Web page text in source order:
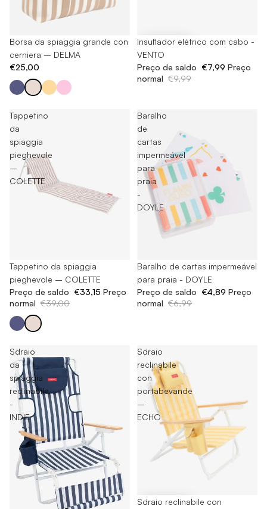
Esaurito
Borsa da spiaggia grande con
cerniera – DELMA
€25,00
-20%
Insuflador elétrico com cabo -
VENTO
Preço de saldo €7,99 Preço
normal €9,99
Tappetino
da
spiaggia
pieghevole
–
COLETTE
Esaurito
Tappetino da spiaggia
pieghevole – COLETTE
Preço de saldo €33,15 Preço
normal €39,00
Baralho
de
cartas
impermeável
para
praia
-
DOYLE
Esaurito
Baralho de cartas impermeável
para praia - DOYLE
Preço de saldo €4,89 Preço
normal €6,99
Sdraio
da
spiaggia
reclinabile
-
INDIE
Sdraio
reclinabile
con
portabevande
–
ECHO
-30%
Sdraio reclinabile con